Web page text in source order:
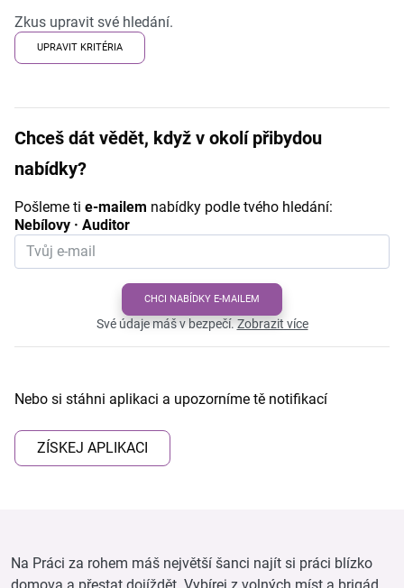
Zkus upravit své hledání.
UPRAVIT KRITÉRIA
Chceš dát vědět, když v okolí přibydou
nabídky?
Pošleme ti e-mailem nabídky podle tvého hledání:
Nebílovy · Auditor
CHCI NABÍDKY E-MAILEM
Své údaje máš v bezpečí.Zobrazit více
Nebo si stáhni aplikaci a upozorníme tě notifikací
ZÍSKEJ APLIKACI
Na Práci za rohem máš největší šanci najít si práci blízko
domova a přestat dojíždět. Vybírej z volných míst a brigád